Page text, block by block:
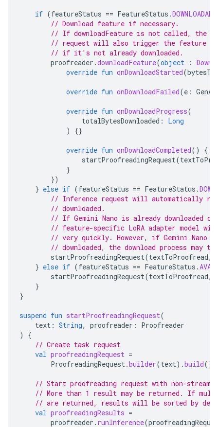
if (featureStatus == FeatureStatus .
// Download feature if necessary.
// If downloadFeature is not called, the
// request will also trigger the feature to
// if it's not already downloaded.
proofreader .downloadFeature(object :
override fun onDownloadStarted(
override fun onDownloadFailed(e :
override fun onDownloadProgress(
totalBytesDownloaded :
Long
)
{}
override fun onDownloadCompleted()
{
startProofreadingRequest(
}
})
} else if (featureStatus == FeatureStatus .
// Inference request will automatically
// downloaded.
// If Gemini Nano is already downloaded
// feature-specific LoRA adapter model will
// very quickly. However, if Gemini Nano
// downloaded, the download process may
startProofreadingRequest(textToProofread,
} else if (featureStatus == FeatureStatus .
startProofreadingRequest(textToProofread,
}
}
suspend fun startProofreadingRequest(
text : String, proofreader :
Proofreader
)
{
// Create task request
val proofreadingRequest =
ProofreadingRequest.builder(text).build()
// Start proofreading request with non-
// More than 1 result may be returned. If
// are returned, results will be sorted by
val proofreadingResults =
proofreader . runInference(